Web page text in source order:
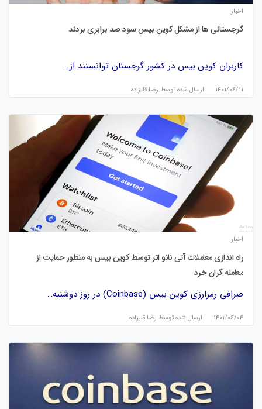
اخبار
گرجستانی ها از مشکل کوین بیس سود صد برابری بردند
کاربران کوین بیس در کشور گرجستان توانستند از…
۱۴۰۱/۰۶/۱۱ ارسال شده توسط رضا قلیزاده
اخبار
راه اندازی معاملات آتی نانو اتر توسط کوین بیس به منظور حمایت از
معامله گران خرد
صرافی رمزارزی کوین بیس (Coinbase) در روز دوشنبه…
۱۴۰۱/۰۶/۰۴ ارسال شده توسط رضا قلیزاده